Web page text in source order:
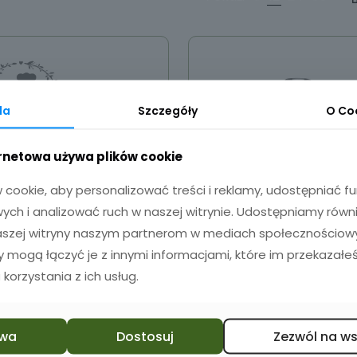
szklana z
grawerem
Patera Szklana
Prezent
Szczegóły O
używa plików cookie
cookie, aby personalizować treści i reklamy, udostępniać
i analizować ruch w naszej witrynie. Udostępniamy
witryny naszym partnerom w mediach
mogą łączyć je z innymi informacjami, które im
z ich usług.
Dostosuj Zezwól na